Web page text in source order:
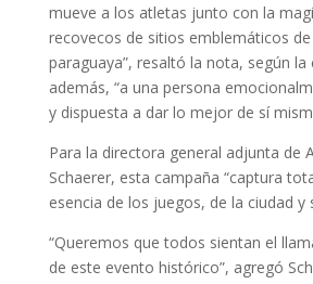
mueve a los atletas junto con la
recovecos de sitios emblemáticos
paraguaya”, resaltó la nota, según la
además, “a una persona
y dispuesta a dar lo mejor de sí
Para la directora general adjunta de
Schaerer, esta campaña “captura
esencia de los juegos, de la ciudad y
“Queremos que todos sientan el
de este evento histórico”, agregó